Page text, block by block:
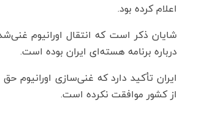
اعلام کرده بود.
شایان ذکر است که انتقال اورانیوم
درباره برنامه هسته‌ای ایران بوده است.
ایران تأکید دارد که غنی‌سازی اورانیوم
از کشور موافقت نکرده است.